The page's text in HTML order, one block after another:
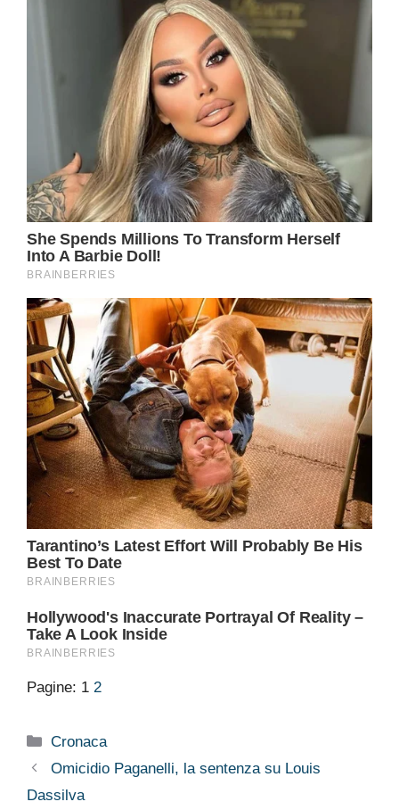
Pagine: 1 2
Categorie
Cronaca
Omicidio Paganelli, la sentenza su Louis
Dassilva